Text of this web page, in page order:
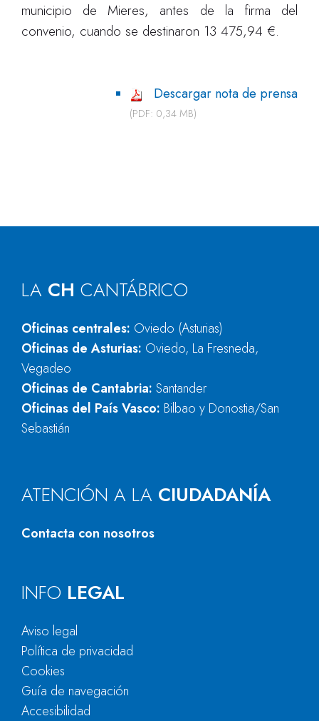
municipio de Mieres, antes de la firma del
convenio, cuando se destinaron 13 475,94 €.
Descargar nota de prensa
(PDF: 0,34 MB)
LA CH CANTÁBRICO
Oficinas centrales: Oviedo (Asturias)
Oficinas de Asturias: Oviedo, La Fresneda,
Vegadeo
Oficinas de Cantabria: Santander
Oficinas del País Vasco: Bilbao y Donostia/San
Sebastián
ATENCIÓN A LA CIUDADANÍA
Contacta con nosotros
INFO LEGAL
Aviso legal
Política de privacidad
Cookies
Guía de navegación
Accesibilidad